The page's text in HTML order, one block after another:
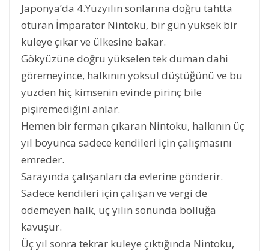
Japonya’da 4.Yüzyılın sonlarına doğru tahtta
oturan İmparator Nintoku, bir gün yüksek bir
kuleye çıkar ve ülkesine bakar.
Gökyüzüne doğru yükselen tek duman dahi
göremeyince, halkının yoksul düştüğünü ve bu
yüzden hiç kimsenin evinde pirinç bile
pişiremediğini anlar.
Hemen bir ferman çıkaran Nintoku, halkının üç
yıl boyunca sadece kendileri için çalışmasını
emreder.
Sarayında çalışanları da evlerine gönderir.
Sadece kendileri için çalışan ve vergi de
ödemeyen halk, üç yılın sonunda bolluğa
kavuşur.
Üç yıl sonra tekrar kuleye çıktığında Nintoku,